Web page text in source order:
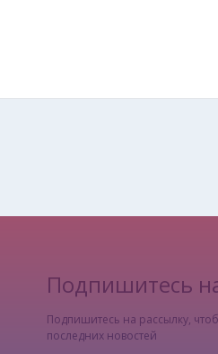
Подпишитесь
Подпишитесь на рассылку,
последних новостей